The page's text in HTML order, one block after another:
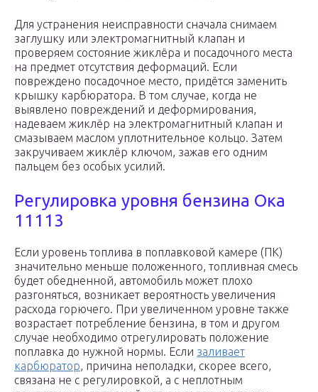
Для устранения неисправности сначала снимаем
заглушку или электромагнитный клапан и
проверяем состояние жиклёра и посадочного места
на предмет отсутствия деформаций. Если
повреждено посадочное место, придётся заменить
крышку карбюратора. В том случае, когда не
выявлено повреждений и деформирования,
надеваем жиклёр на электромагнитный клапан и
смазываем маслом уплотнительное кольцо. Затем
закручиваем жиклёр ключом, зажав его одним
пальцем без особых усилий.
Регулировка уровня бензина Ока
11113
Если уровень топлива в поплавковой камере (ПК)
значительно меньше положенного, топливная смесь
будет обедненной, автомобиль может плохо
разгоняться, возникает вероятность увеличения
расхода горючего. При увеличенном уровне также
возрастает потребление бензина, в том и другом
случае необходимо отрегулировать положение
поплавка до нужной нормы. Если заливает
карбюратор, причина неполадки, скорее всего,
связана не с регулировкой, а с неплотным